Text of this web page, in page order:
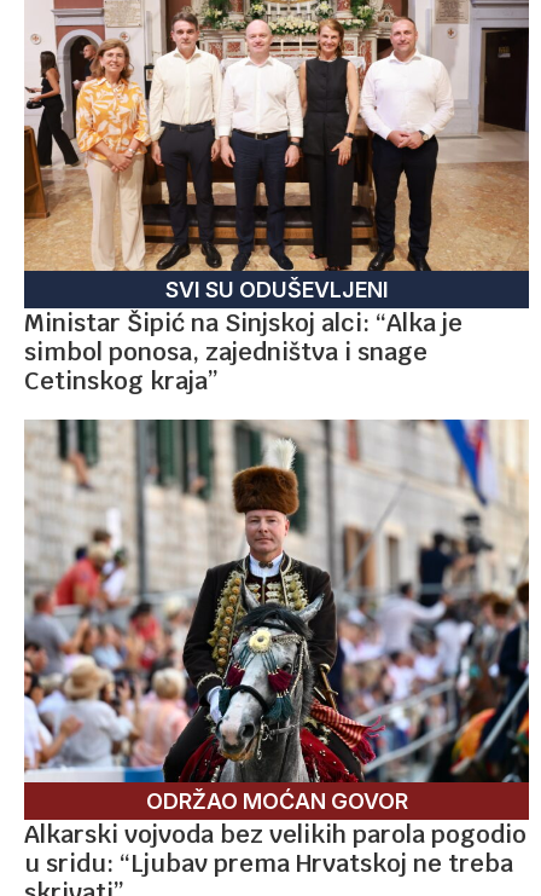
SVI SU ODUŠEVLJENI
Ministar Šipić na Sinjskoj alci: “Alka je
simbol ponosa, zajedništva i snage
Cetinskog kraja”
ODRŽAO MOĆAN GOVOR
Alkarski vojvoda bez velikih parola pogodio
u sridu: “Ljubav prema Hrvatskoj ne treba